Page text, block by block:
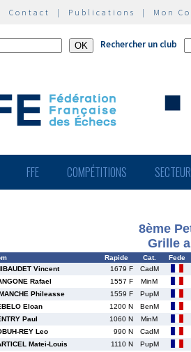
Contact | Publications | Mon
Rechercher un club
FFE COMPÉTITIONS
8ème
Grille
Rapide Cat.
Fede
Vincent 1679 F
CadM
Rafael 1557 F
MinM
Phileasse 1559 F
PupM
Eloan 1200 N
BenM
Paul 1060 N
MinM
REY Leo 990 N
CadM
Matei-Louis 1110 N
PupM